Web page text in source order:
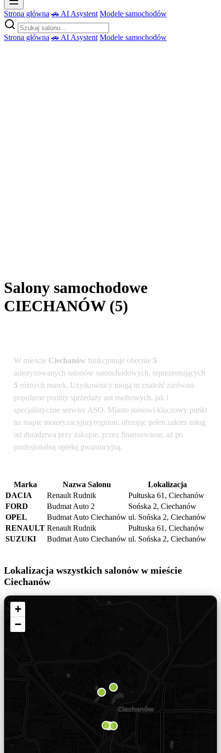
Strona główna 🚗 AI Asystent Modele samochodów
Strona główna 🚗 AI Asystent Modele samochodów
Salony samochodowe
CIECHANÓW (5)
W mieście Ciechanów funkcjonuje obecnie 5
autoryzowanych salonów samochodowych, reprezentujących
5 różnych marek. Użytkownicy mogą tu znaleźć zarówno
popularne punkty sprzedaży aut osobowych, jak i
specjalistyczne serwisy ASO. Miasto stanowi kluczowy punkt
na mapie motoryzacyjnej regionu, oferując pełen zakres usług
od doradztwa przy zakupie, przez finansowanie, aż po
profesjonalną opiekę gwarancyjną.
Marka Nazwa Salonu
Lokalizacja
DACIA
Renault Rudnik
Pułtuska 61, Ciechanów
FORD
Budmat Auto 2
Sońska 2, Ciechanów
OPEL
Budmat Auto Ciechanów ul. Sońska 2, Ciechanów
RENAULT Renault Rudnik
Pułtuska 61, Ciechanów
SUZUKI
Budmat Auto Ciechanów ul. Sońska 2, Ciechanów
Lokalizacja wszystkich salonów w mieście
Ciechanów
+
−